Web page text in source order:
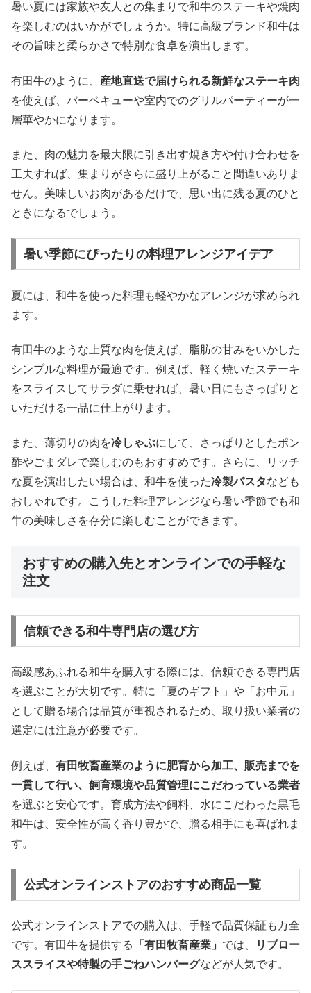
暑い夏には家族や友人との集まりで和牛のステーキや焼肉
を楽しむのはいかがでしょうか。特に高級ブランド和牛は
その旨味と柔らかさで特別な食卓を演出します。
有田牛のように、 産地直送で届けられる新鮮なステーキ肉
を使えば、バーベキューや室内でのグリルパーティーが一
層華やかになります。
また、肉の魅力を最大限に引き出す焼き方や付け合わせを
工夫すれば、集まりがさらに盛り上がること間違いありま
せん。美味しいお肉があるだけで、思い出に残る夏のひと
ときになるでしょう。
暑い季節にぴったりの料理アレンジアイデア
夏には、和牛を使った料理も軽やかなアレンジが求められ
ます。
有田牛のような上質な肉を使えば、脂肪の甘みをいかした
シンプルな料理が最適です。例えば、軽く焼いたステーキ
をスライスしてサラダに乗せれば、暑い日にもさっぱりと
いただける一品に仕上がります。
また、薄切りの肉を冷しゃぶにして、さっぱりとしたポン
酢やごまダレで楽しむのもおすすめです。さらに、リッチ
な夏を演出したい場合は、和牛を使った冷製パスタなども
おしゃれです。こうした料理アレンジなら暑い季節でも和
牛の美味しさを存分に楽しむことができます。
おすすめの購入先とオンラインでの手軽な
注文
信頼できる和牛専門店の選び方
高級感あふれる和牛を購入する際には、信頼できる専門店
を選ぶことが大切です。特に「夏のギフト」や「お中元」
として贈る場合は品質が重視されるため、取り扱い業者の
選定には注意が必要です。
例えば、 有田牧畜産業のように肥育から加工、販売までを
一貫して行い、飼育環境や品質管理にこだわっている業者
を選ぶと安心です。育成方法や飼料、水にこだわった黒毛
和牛は、安全性が高く香り豊かで、贈る相手にも喜ばれま
す。
公式オンラインストアのおすすめ商品一覧
公式オンラインストアでの購入は、手軽で品質保証も万全
です。有田牛を提供する
「有田牧畜産業」 では、
リブロー
ススライスや特製の手ごねハンバーグなどが人気です。